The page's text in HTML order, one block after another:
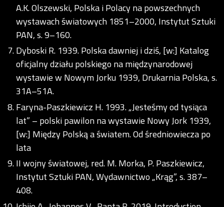
A.K. Olszewski, Polska i Polacy na powszechnych
wystawach światowych 1851–2000, Instytut Sztuki
PAN, s. 9–160.
Dyboski R. 1939. Polska dawniej i dziś, [w:] Katalog
oficjalny działu polskiego na międzynarodowej
wystawie w Nowym Jorku 1939, Drukarnia Polska, s.
31A–51A.
Faryna-Paszkiewicz H. 1993. „Jesteśmy od tysiąca
lat” – polski pawilon na wystawie Nowy Jork 1939,
[w:] Między Polską a światem. Od średniowiecza po
lata
II wojny światowej, red. M. Morka, P. Paszkiewicz,
Instytut Sztuki PAN, Wydawnictwo „Krąg”, s. 387–
408.